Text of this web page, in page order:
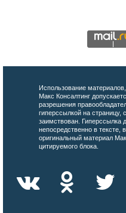
Использование
Макс Консалтинг
разрешения
гиперссылкой на страницу,
заимствован. Гиперссылка
непосредственно в тексте,
оригинальный материал
цитируемого блока.